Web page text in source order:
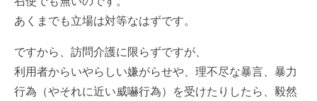
あくまでも立場は対等なはずです。
ですから、訪問介護に限らずですが、
利用者からいやらしい嫌がらせや、理不尽な暴言、暴力
行為（やそれに近い威嚇行為）を受けたりしたら、毅然